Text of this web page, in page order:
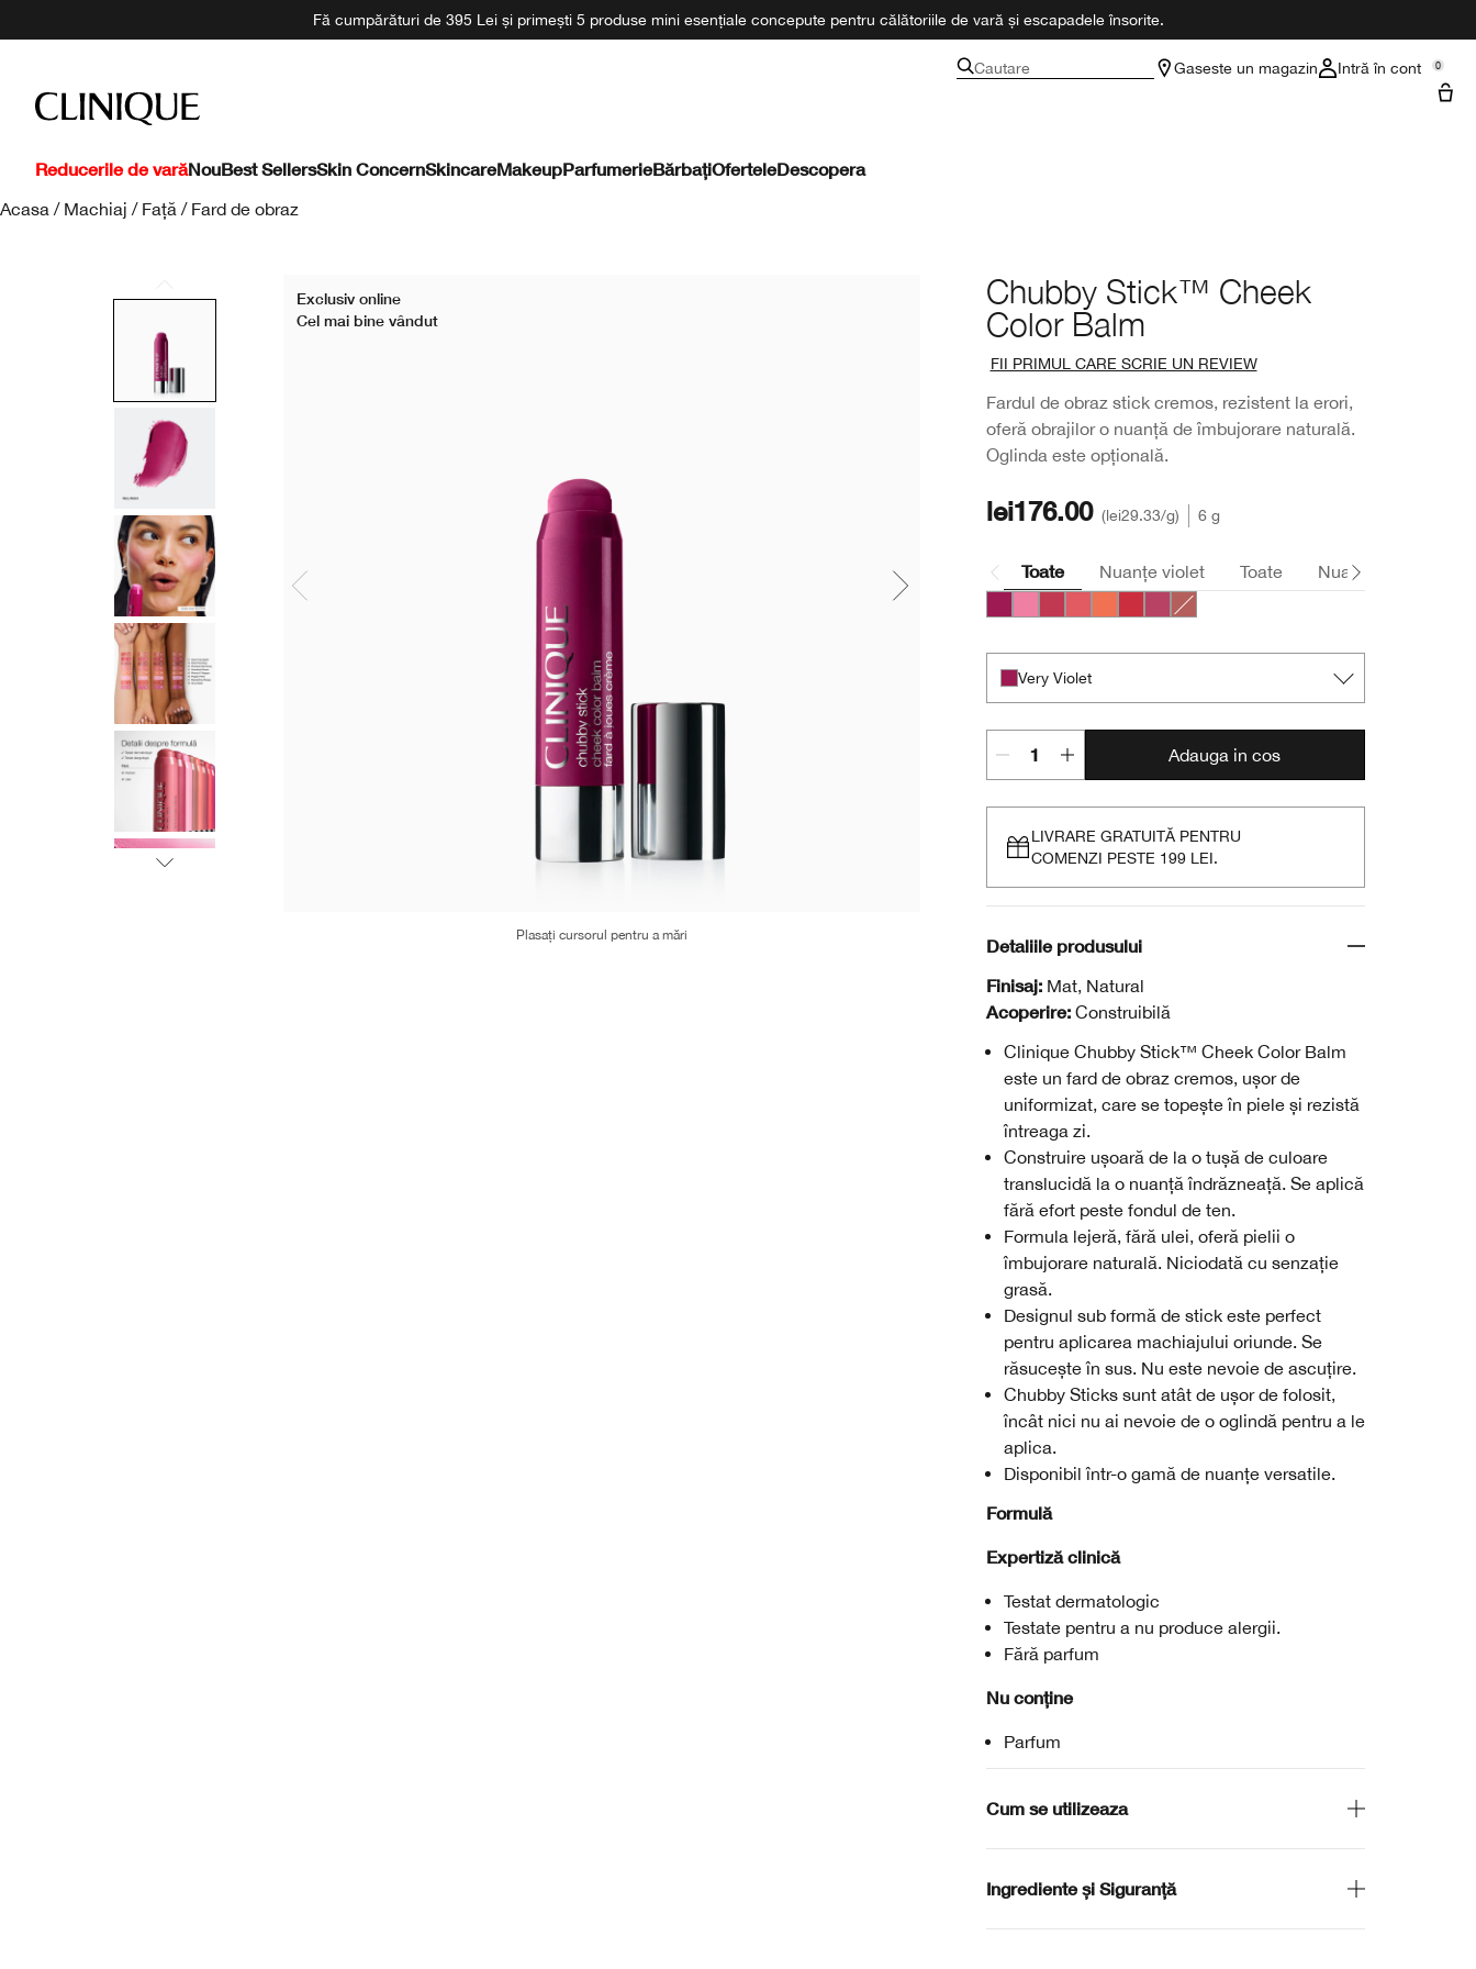
Fă cumpărături de 395 Lei și primești 5 produse mini esențiale concepute pentru călătoriile de vară și escapadele însorite.
Cautare Gaseste un magazin Intră în cont 0
Reducerile de varăNouBest SellersSkin ConcernSkincareMakeupParfumerieBărbațiOferteleDescopera
Acasa / Machiaj / Față / Fard de obraz
Chubby Stick™ Cheek
Color Balm
FII PRIMUL CARE SCRIE UN REVIEW
Fardul de obraz stick cremos, rezistent la erori,
oferă obrajilor o nuanță de îmbujorare naturală.
Oglinda este opțională.
Exclusiv online
Cel mai bine vândut
Plasați cursorul pentru a mări
lei176.00 lei29.33/g 6 g
Toate Nuanțe violet Toate Nuanțe roz
Very Violet
Adauga in cos
LIVRARE GRATUITĂ PENTRU
COMENZI PESTE 199 LEI.
Detaliile produsului
Finisaj: Mat, Natural
Acoperire: Construibilă
Clinique Chubby Stick™ Cheek Color Balm
este un fard de obraz cremos, ușor de
uniformizat, care se topește în piele și rezistă
întreaga zi.
Construire ușoară de la o tușă de culoare
translucidă la o nuanță îndrăzneață. Se aplică
fără efort peste fondul de ten.
Formula lejeră, fără ulei, oferă pielii o
îmbujorare naturală. Niciodată cu senzație
grasă.
Designul sub formă de stick este perfect
pentru aplicarea machiajului oriunde. Se
răsucește în sus. Nu este nevoie de ascuțire.
Chubby Sticks sunt atât de ușor de folosit,
încât nici nu ai nevoie de o oglindă pentru a le
aplica.
Disponibil într-o gamă de nuanțe versatile.
Formulă
Expertiză clinică
Testat dermatologic
Testate pentru a nu produce alergii.
Fără parfum
Nu conține
Parfum
Cum se utilizeaza
Ingrediente și Siguranță